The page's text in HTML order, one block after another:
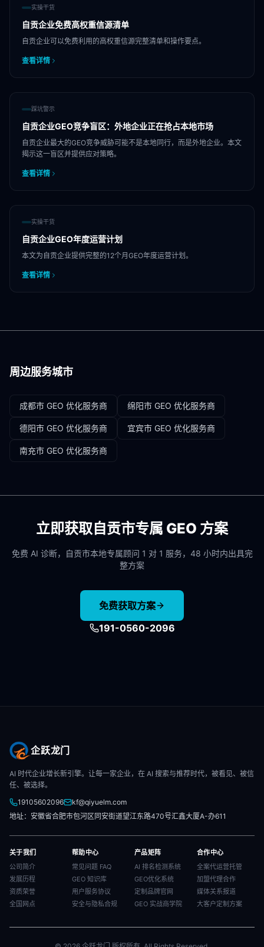
实操干货
自贡企业免费高权重信源清单
自贡企业可以免费利用的高权重信源完整清单和操作要点。
查看详情
踩坑警示
自贡企业GEO竞争盲区：外地企业正在抢占本地市场
自贡企业最大的GEO竞争威胁可能不是本地同行，而是外地企业。本文
揭示这一盲区并提供应对策略。
查看详情
实操干货
自贡企业GEO年度运营计划
本文为自贡企业提供完整的12个月GEO年度运营计划。
查看详情
周边服务城市
成都市 GEO 优化服务商 绵阳市 GEO 优化服务商
德阳市 GEO 优化服务商 宜宾市 GEO 优化服务商
南充市 GEO 优化服务商
立即获取自贡市专属 GEO 方案
免费 AI 诊断， 自贡市本地专属顾问 1 对 1 服务，48 小时内出具完
整方案
免费获取方案
191-0560-2096
企跃龙门
AI 时代企业增长新引擎。让每一家企业，在 AI 搜索与推荐时代，被看见、被信
任、被选择。
19105602096
kf@qiyuelm.com
地址：安徽省合肥市包河区同安街道望江东路470号汇鑫大厦A-办611
关于我们
公司简介
发展历程
资质荣誉
全国网点
帮助中心
常见问题 FAQ
GEO 知识库
用户服务协议
安全与隐私合规
产品矩阵
AI 排名检测系统
GEO优化系统
定制品牌官网
GEO 实战商学院
合作中心
全案代运营托管
加盟代理合作
媒体关系报道
大客户定制方案